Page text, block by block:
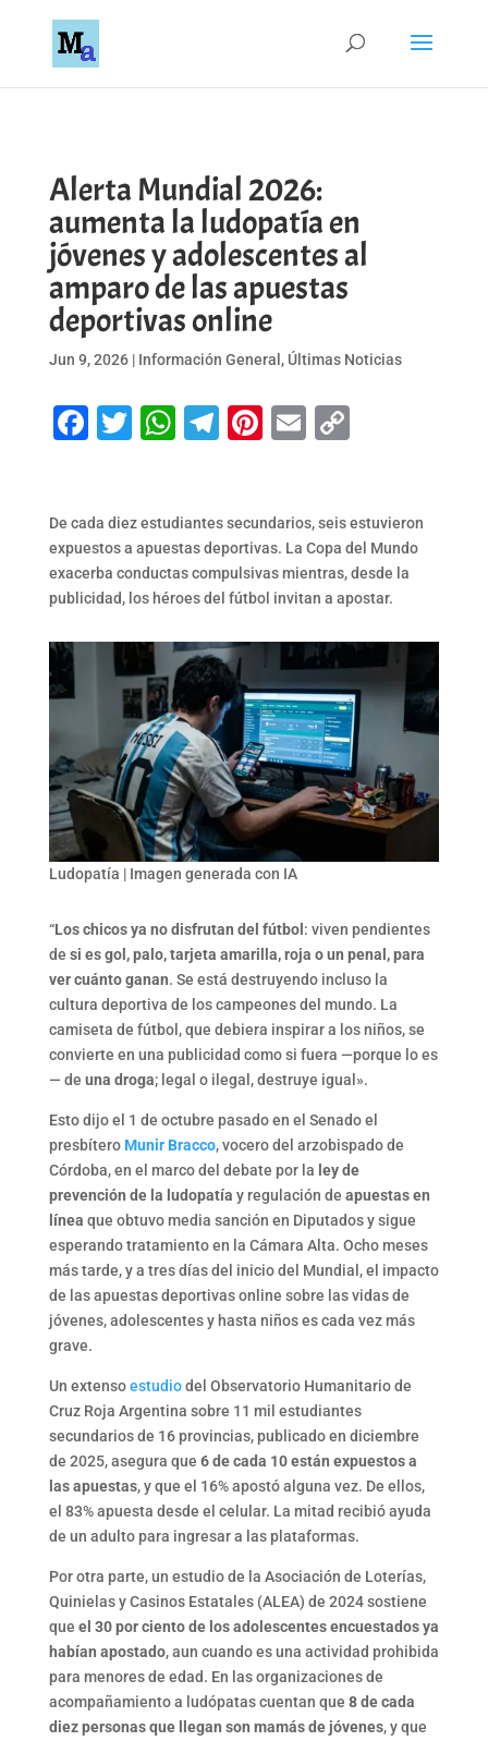
Alerta Mundial 2026:
aumenta la ludopatía en
jóvenes y adolescentes al
amparo de las apuestas
deportivas online
Jun 9, 2026| Información General , Últimas Noticias
Facebook
Twitter
WhatsApp
Telegram
Pinterest
EmailCopy
De cada diez estudiantes secundarios, seis estuvieron
expuestos a apuestas deportivas. La Copa del Mundo
exacerba conductas compulsivas mientras, desde la
publicidad, los héroes del fútbol invitan a apostar.
Ludopatía | Imagen generada con IA
“Los chicos ya no disfrutan del fútbol: viven pendientes
de si es gol, palo, tarjeta amarilla, roja o un penal, para
ver cuánto ganan. Se está destruyendo incluso la
cultura deportiva de los campeones del mundo. La
camiseta de fútbol, que debiera inspirar a los niños, se
convierte en una publicidad como si fuera —porque lo es
— de una droga; legal o ilegal, destruye igual».
Esto dijo el 1 de octubre pasado en el Senado el
presbítero Munir Bracco, vocero del arzobispado de
Córdoba, en el marco del debate por la ley de
prevención de la ludopatía y regulación de apuestas en
línea que obtuvo media sanción en Diputados y sigue
esperando tratamiento en la Cámara Alta. Ocho meses
más tarde, y a tres días del inicio del Mundial, el impacto
de las apuestas deportivas online sobre las vidas de
jóvenes, adolescentes y hasta niños es cada vez más
grave.
Un extensoestudiodel Observatorio Humanitario de
Cruz Roja Argentina sobre 11 mil estudiantes
secundarios de 16 provincias, publicado en diciembre
de 2025, asegura que 6 de cada 10 están expuestos a
las apuestas, y que el 16% apostó alguna vez. De ellos,
el 83% apuesta desde el celular. La mitad recibió ayuda
de un adulto para ingresar a las plataformas.
Por otra parte, un estudio de la Asociación de Loterías,
Quinielas y Casinos Estatales (ALEA) de 2024 sostiene
que el 30 por ciento de los adolescentes encuestados ya
habían apostado, aun cuando es una actividad prohibida
para menores de edad. En las organizaciones de
acompañamiento a ludópatas cuentan que 8 de cada
diez personas que llegan son mamás de jóvenes, y que